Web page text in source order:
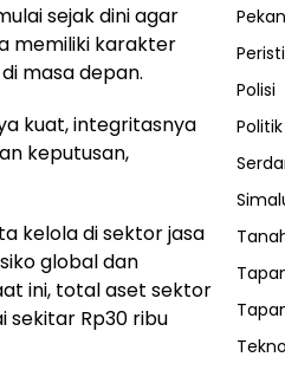
sejak dini agar
memiliki karakter
masa depan.
kuat, integritasnya
keputusan,
kelola di sektor jasa
global dan
ini, total aset sektor
sekitar Rp30 ribu
Polisi
Politik